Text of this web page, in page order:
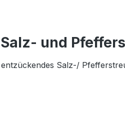
und
Salz-/